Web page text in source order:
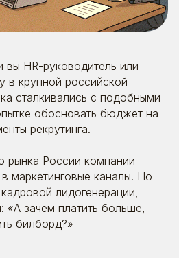
вы HR-руководитель или
крупной российской
сталкивались с подобными
обосновать бюджет на
рекрутинга.
рынка России компании
маркетинговые каналы. Но
лидогенерации,
«А зачем платить больше,
билборд?»